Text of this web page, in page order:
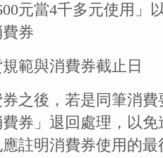
元當4千多元使用」
券
範與消費券截止日
之後，若是同筆消費
券」退回處理，以免
註明消費券使用的最